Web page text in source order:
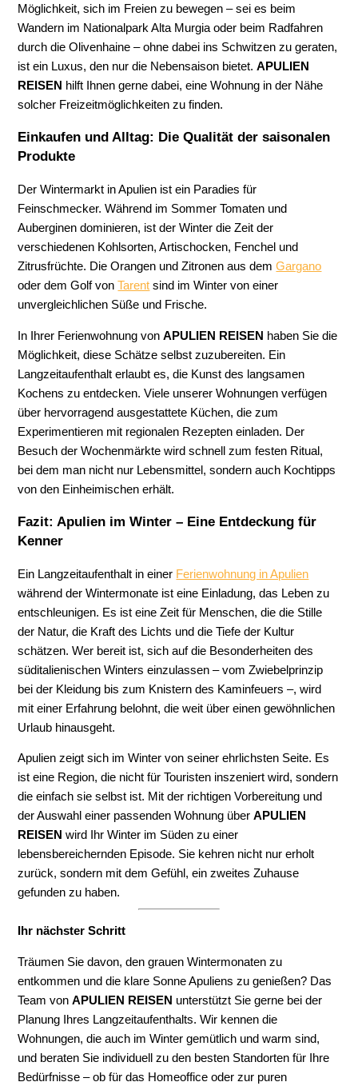
Möglichkeit, sich im Freien zu bewegen – sei es beim
Wandern im Nationalpark Alta Murgia oder beim Radfahren
durch die Olivenhaine – ohne dabei ins Schwitzen zu geraten,
ist ein Luxus, den nur die Nebensaison bietet.APULIEN
REISEN hilft Ihnen gerne dabei, eine Wohnung in der Nähe
solcher Freizeitmöglichkeiten zu finden.
Einkaufen und Alltag: Die Qualität der saisonalen
Produkte
Der Wintermarkt in Apulien ist ein Paradies für
Feinschmecker. Während im Sommer Tomaten und
Auberginen dominieren, ist der Winter die Zeit der
verschiedenen Kohlsorten, Artischocken, Fenchel und
Zitrusfrüchte. Die Orangen und Zitronen aus demGargano
oder dem Golf vonTarent sind im Winter von einer
unvergleichlichen Süße und Frische.
In Ihrer Ferienwohnung vonAPULIEN REISEN haben Sie die
Möglichkeit, diese Schätze selbst zuzubereiten. Ein
Langzeitaufenthalt erlaubt es, die Kunst des langsamen
Kochens zu entdecken. Viele unserer Wohnungen verfügen
über hervorragend ausgestattete Küchen, die zum
Experimentieren mit regionalen Rezepten einladen. Der
Besuch der Wochenmärkte wird schnell zum festen Ritual,
bei dem man nicht nur Lebensmittel, sondern auch Kochtipps
von den Einheimischen erhält.
Fazit: Apulien im Winter – Eine Entdeckung für
Kenner
Ein Langzeitaufenthalt in einer Ferienwohnung in Apulien
während der Wintermonate ist eine Einladung, das Leben zu
entschleunigen. Es ist eine Zeit für Menschen, die die Stille
der Natur, die Kraft des Lichts und die Tiefe der Kultur
schätzen. Wer bereit ist, sich auf die Besonderheiten des
süditalienischen Winters einzulassen – vom Zwiebelprinzip
bei der Kleidung bis zum Knistern des Kaminfeuers –, wird
mit einer Erfahrung belohnt, die weit über einen gewöhnlichen
Urlaub hinausgeht.
Apulien zeigt sich im Winter von seiner ehrlichsten Seite. Es
ist eine Region, die nicht für Touristen inszeniert wird, sondern
die einfach sie selbst ist. Mit der richtigen Vorbereitung und
der Auswahl einer passenden Wohnung überAPULIEN
REISEN wird Ihr Winter im Süden zu einer
lebensbereichernden Episode. Sie kehren nicht nur erholt
zurück, sondern mit dem Gefühl, ein zweites Zuhause
gefunden zu haben.
Ihr nächster Schritt
Träumen Sie davon, den grauen Wintermonaten zu
entkommen und die klare Sonne Apuliens zu genießen? Das
Team vonAPULIEN REISEN unterstützt Sie gerne bei der
Planung Ihres Langzeitaufenthalts. Wir kennen die
Wohnungen, die auch im Winter gemütlich und warm sind,
und beraten Sie individuell zu den besten Standorten für Ihre
Bedürfnisse – ob für das Homeoffice oder zur puren